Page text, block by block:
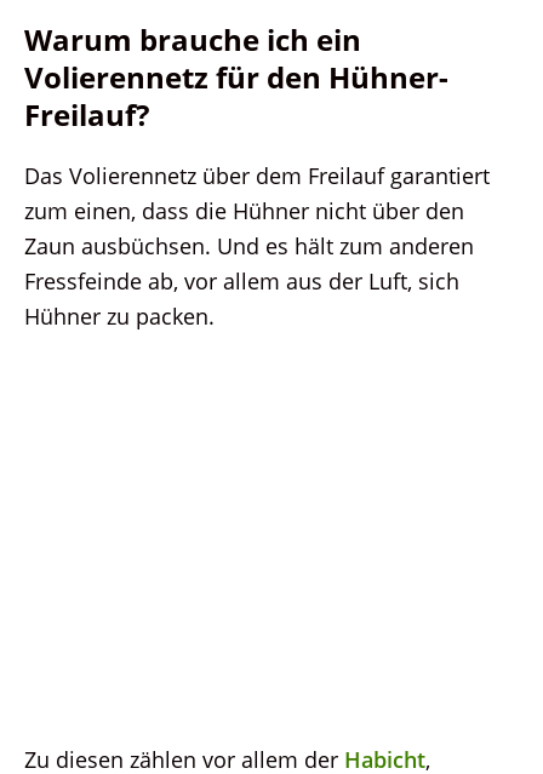
Warum brauche ich ein
Volierennetz für den Hühner-
Freilauf?
Das Volierennetz über dem Freilauf garantiert
zum einen, dass die Hühner nicht über den
Zaun ausbüchsen. Und es hält zum anderen
Fressfeinde ab, vor allem aus der Luft, sich
Hühner zu packen.
Zu diesen zählen vor allem der Habicht,